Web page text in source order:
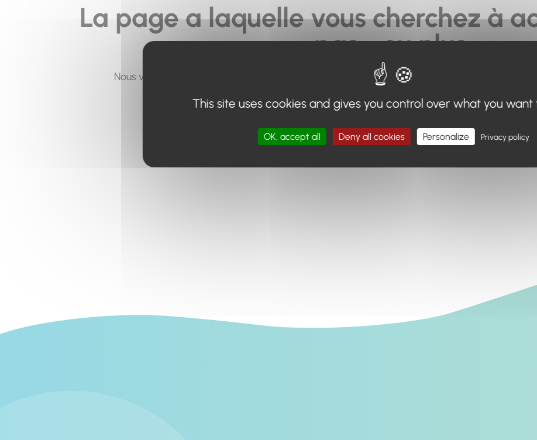
La page a laquelle vous cherchez à
pas... ou plus.
Nous vous invitons à utiliser le moteur de recherche en haut de page, ou à utiliser le menu
Retour à l'accueil
This site uses cookies and gives you control over what you
OK, accept all Deny all cookies Personalize Privacy policy